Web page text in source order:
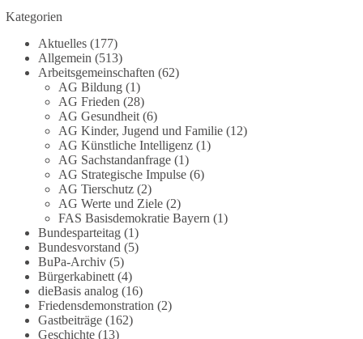
Im Politischen Frühschoppen diskutieren die
Teilnehmer das Verhältnis von Mensch, Natur und
Grundgesetz.
Beitrag der AG Strategische Impulse
Kann die Natur Träger eigener Grundrechte sein?
Oder würde eine solche Entwicklung das
Fundament unseres Grundgesetzes sprengen? Mit
dieser grundsätzlichen Frage beschäftigte sich die
Teilnehmer des Politischen Frühschoppens der
AG Strategische Impulse am 19. Juli 2026.
Referent Frank Bothmann stellte die These auf,
dass die derzeit in Teilen der Umweltbewegung
diskutierten „Grundrechte der Natur“ weit über
klassischen Naturschutz hinausreichen und
grundlegende Fragen zum Menschenbild, zum
Rechtsstaat und zur Demokratie aufwerfen. [...]
Kategorien
Aktuelles(177)
Allgemein (513)
Arbeitsgemeinschaften (62)
AG Bildung(1)
AG Frieden (28)
AG Gesundheit(6)
AG Kinder, Jugend und Familie(12)
AG Künstliche Intelligenz(1)
AG Sachstandanfrage(1)
AG Strategische Impulse(6)
AG Tierschutz(2)
AG Werte und Ziele(2)
FAS Basisdemokratie Bayern (1)
Bundesparteitag(1)
Bundesvorstand (5)
BuPa-Archiv(5)
Bürgerkabinett(4)
dieBasis analog(16)
Friedensdemonstration (2)
Gastbeiträge(162)
Geschichte(13)